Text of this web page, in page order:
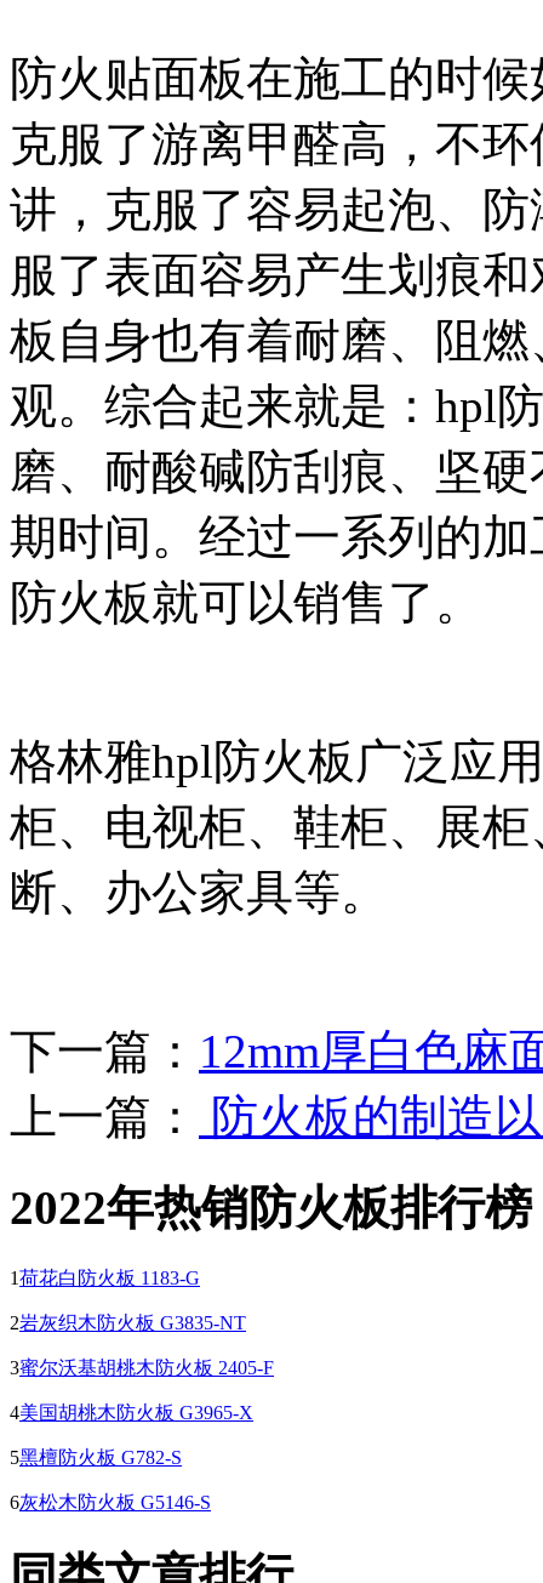
防火贴面板在施工的时
克服了游离甲醛高，不
讲，克服了容易起泡、
服了表面容易产生划痕
板自身也有着耐磨、阻
观。综合起来就是：hpl
磨、耐酸碱防刮痕、坚
期时间。经过一系列的
防火板就可以销售了。
格林雅hpl防火板广泛应
柜、电视柜、鞋柜、展
断、办公家具等。
下一篇： 12mm厚白色麻
上一篇：
防火板的制造
2022年热销防火板排行榜
1荷花白防火板 1183-G
2岩灰织木防火板 G3835-NT
3蜜尔沃基胡桃木防火板 2405-F
4美国胡桃木防火板 G3965-X
5黑檀防火板 G782-S
6灰松木防火板 G5146-S